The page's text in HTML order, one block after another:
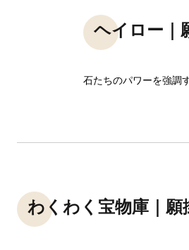
ヘイロー｜
石たちのパワーを強調
わくわく宝物庫｜